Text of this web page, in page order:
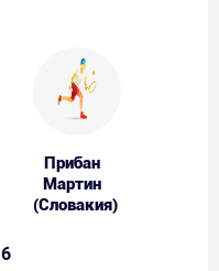
Прибан
Мартин
(Словакия)